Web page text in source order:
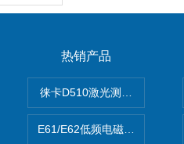
热销产品
徕卡D510激光测距仪
E61/E62低频电磁场强度分析